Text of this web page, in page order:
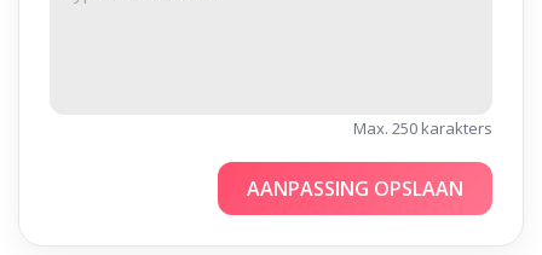
Max. 250 karakters
AANPASSING OPSLAAN